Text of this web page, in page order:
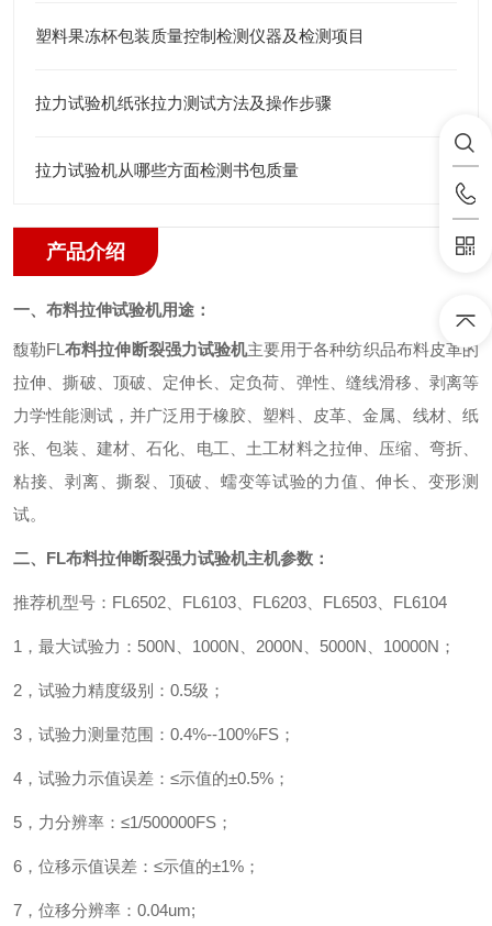
塑料果冻杯包装质量控制检测仪器及检测项目
拉力试验机纸张拉力测试方法及操作步骤
拉力试验机从哪些方面检测书包质量
产品介绍
一、布料拉伸试验机用途：
馥勒FL布料拉伸断裂强力试验机主要用于各种纺织品布料皮革的
拉伸、撕破、顶破、定伸长、定负荷、弹性、缝线滑移、剥离等
力学性能测试，并广泛用于橡胶、塑料、皮革、金属、线材、纸
张、包装、建材、石化、电工、土工材料之拉伸、压缩、弯折、
粘接、剥离、撕裂、顶破、蠕变等试验的力值、伸长、变形测
试。
二、FL布料拉伸断裂强力试验机主机参数：
推荐机型号： FL6502 FL6103 FL6203 FL6503 FL6104
1 ，最大试验力： 500N 1000N 2000N 5000N 10000N ；
2 ，试验力精度级别： 0.5级；
3 ，试验力测量范围： 0.4%--100%FS ；
4 ，试验力示值误差： ≤示值的±0.5% ；
5 ，力分辨率：≤1/500000FS ；
6 ，位移示值误差：≤示值的±1% ；
7 ，位移分辨率： 0.04um;